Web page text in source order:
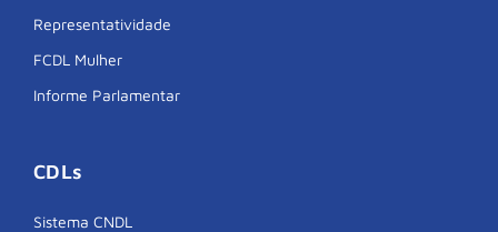
Representatividade
FCDL Mulher
Informe Parlamentar
CDLs
Sistema CNDL